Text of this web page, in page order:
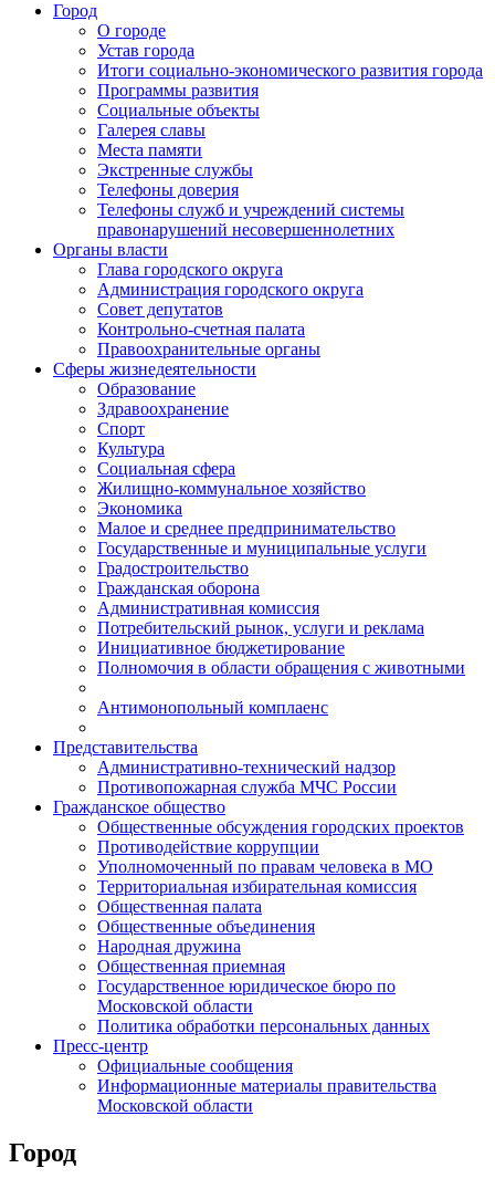
Город
О городе
Устав города
Итоги социально-экономического развития города
Программы развития
Социальные объекты
Галерея славы
Места памяти
Экстренные службы
Телефоны доверия
Телефоны служб и учреждений системы
правонарушений несовершеннолетних
Органы власти
Глава городского округа
Администрация городcкого округа
Совет депутатов
Контрольно-счетная палата
Правоохранительные органы
Сферы жизнедеятельности
Образование
Здравоохранение
Спорт
Культура
Социальная сфера
Жилищно-коммунальное хозяйство
Экономика
Малое и среднее предпринимательство
Государственные и муниципальные услуги
Градостроительство
Гражданская оборона
Административная комиссия
Потребительский рынок, услуги и реклама
Инициативное бюджетирование
Полномочия в области обращения с животными
Антимонопольный комплаенс
Представительства
Административно-технический надзор
Противопожарная служба МЧС России
Гражданское общество
Общественные обсуждения городских проектов
Противодействие коррупции
Уполномоченный по правам человека в МО
Территориальная избирательная комиссия
Общественная палата
Общественные объединения
Народная дружина
Общественная приемная
Государственное юридическое бюро по
Московской области
Политика обработки персональных данных
Пресс-центр
Официальные сообщения
Информационные материалы правительства
Московской области
Город